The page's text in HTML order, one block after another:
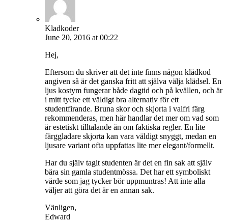
Kladkoder
June 20, 2016 at 00:22
Hej,
Eftersom du skriver att det inte finns någon klädkod
angiven så är det ganska fritt att själva välja klädsel. En
ljus kostym fungerar både dagtid och på kvällen, och är
i mitt tycke ett väldigt bra alternativ för ett
studentfirande. Bruna skor och skjorta i valfri färg
rekommenderas, men här handlar det mer om vad som
är estetiskt tilltalande än om faktiska regler. En lite
färggladare skjorta kan vara väldigt snyggt, medan en
ljusare variant ofta uppfattas lite mer elegant/formellt.
Har du själv tagit studenten är det en fin sak att själv
bära sin gamla studentmössa. Det har ett symboliskt
värde som jag tycker bör uppmuntras! Att inte alla
väljer att göra det är en annan sak.
Vänligen,
Edward